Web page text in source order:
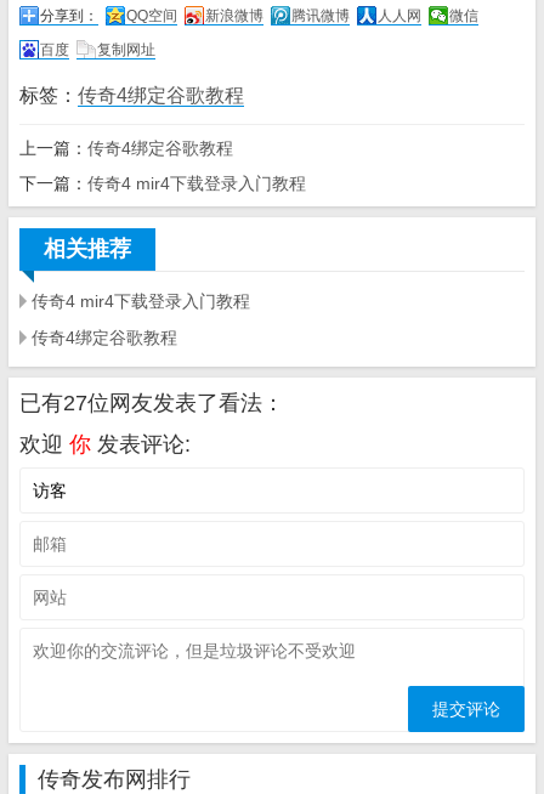
分享到： QQ空间 新浪微博 腾讯微博 人人网
微信
百度
复制网址
标签： 传奇4绑定谷歌教程
上一篇： 传奇4绑定谷歌教程
下一篇： 传奇4 mir4下载登录入门教程
相关推荐
传奇4 mir4下载登录入门教程
传奇4绑定谷歌教程
已有27位网友发表了看法：
欢迎 你 发表评论:
传奇发布网排行